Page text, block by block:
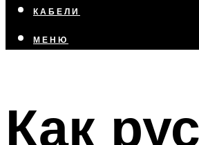
КАБЕЛИ
МЕНЮ
Как